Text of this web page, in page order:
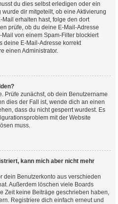
du dies selbst erledigen oder ein
dir mitgeteilt, ob eine Aktivierung
erhalten hast, folge den dort
prüfe, ob du deine E-Mail-Adresse
von einem Spam-Filter blockiert
deine E-Mail-Adresse korrekt
einen Administrator.
Prüfe zunächst, ob dein Benutzername
dies der Fall ist, wende dich an einen
dass du nicht gesperrt wurdest. Es
mit der Website
muss.
kann mich aber nicht mehr
dein Benutzerkonto aus verschieden
Außerdem löschen viele Boards
Zeit keine Beiträge geschrieben haben,
Registriere dich einfach erneut und